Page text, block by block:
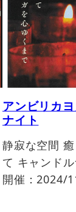
アンビリカ
ナイト
静寂な空間
て キャンド
開催：2024/